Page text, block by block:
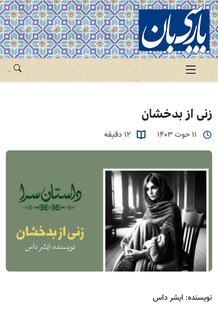
زنی از بدخشان
11 حوت 1403 12 دقیقه
نویسنده: ایشر داس